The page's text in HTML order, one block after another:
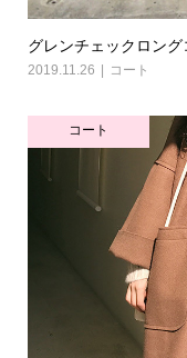
グレンチェックロング
2019.11.26 コート
コート